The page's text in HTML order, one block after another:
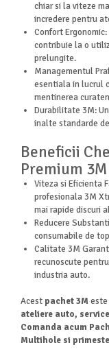
chiar si la viteze
incredere pentru
Confort
contribuie la o
prelungite.
Managementul
esentiala in lucrul
mentinerea
Durabilitate 3M:
inalte standarde
Beneficii
Premium
Viteza si Eficienta
profesionala 3M
mai rapide discuri
Reducere
consumabile de
Calitate 3M
recunoscute
industria auto.
Acest pachet 3M
ateliere auto,
Comanda acum
Multihole si